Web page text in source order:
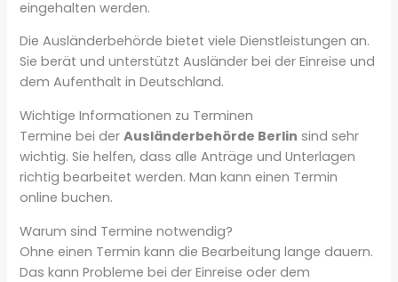
eingehalten werden.
Die Ausländerbehörde bietet viele Dienstleistungen an.
Sie berät und unterstützt Ausländer bei der Einreise und
dem Aufenthalt in Deutschland.
Wichtige Informationen zu Terminen
Termine bei derAusländerbehörde Berlin sind sehr
wichtig. Sie helfen, dass alle Anträge und Unterlagen
richtig bearbeitet werden. Man kann einen Termin
online buchen.
Warum sind Termine notwendig?
Ohne einen Termin kann die Bearbeitung lange dauern.
Das kann Probleme bei der Einreise oder dem